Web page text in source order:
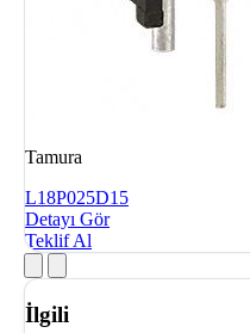
Tamura
L18P025D15
Detayı Gör
Teklif Al
İlgili